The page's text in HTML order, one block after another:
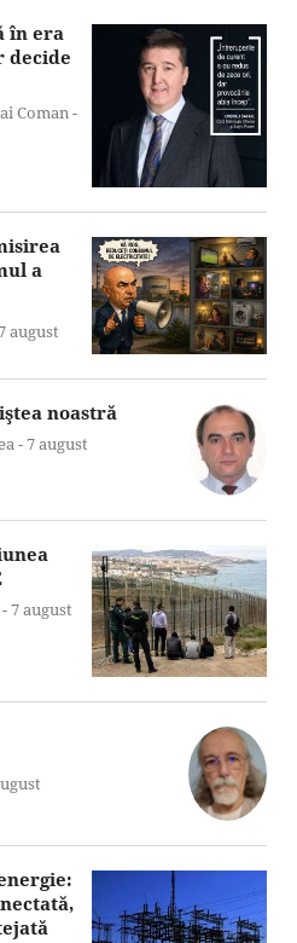
în era
decide
Coman -
a
august
noastră
-7 august
7 august